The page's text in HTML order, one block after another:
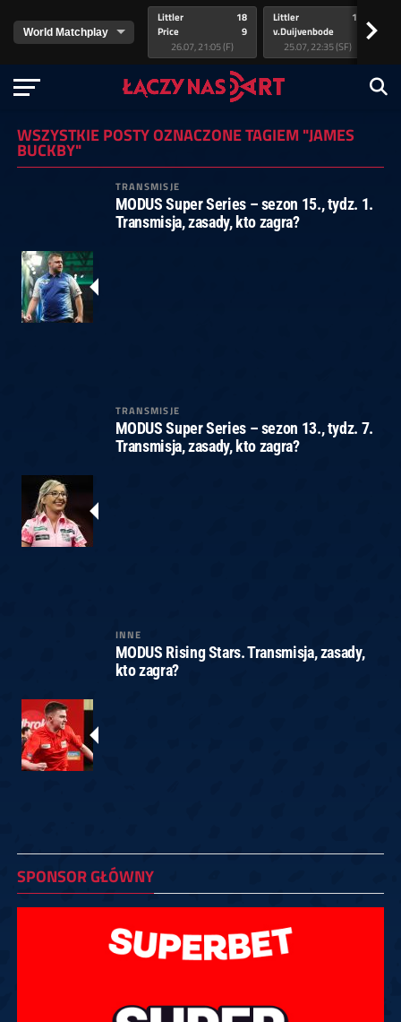
Littler
Price
18
9
26.07, 21:05 (F)
Littler
v.Duijvenbode
17
25.07, 22:35 (SF)
>
WSZYSTKIE POSTY OZNACZONE TAGIEM "JAMES
BUCKBY"
TRANSMISJE
MODUS Super Series – sezon 15., tydz. 1.
Transmisja, zasady, kto zagra?
TRANSMISJE
MODUS Super Series – sezon 13., tydz. 7.
Transmisja, zasady, kto zagra?
INNE
MODUS Rising Stars. Transmisja, zasady,
kto zagra?
SPONSOR GŁÓWNY